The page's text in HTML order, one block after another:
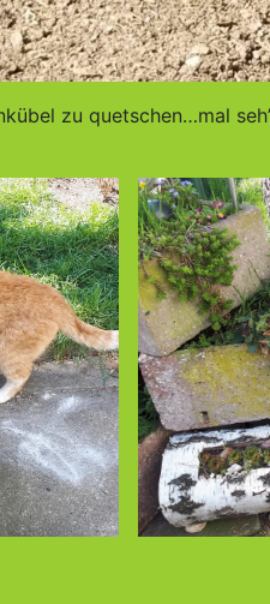
zu quetschen…mal